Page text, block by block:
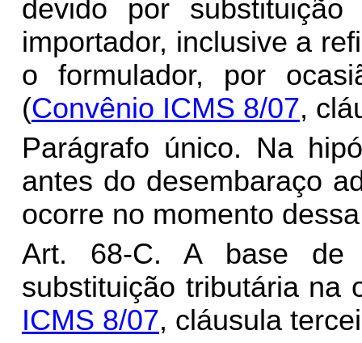
devido por
importador, inclusive a
o formulador, por
(Convênio ICMS 8/07,
Parágrafo único. Na
antes do desembaraço
ocorre no momento
Art. 68-C. A base de
substituição tributária na
ICMS 8/07, cláusula